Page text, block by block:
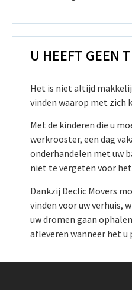
U HEEFT GEEN
Het is niet altijd
vinden waarop met zich
Met de kinderen die u
werkrooster, een dag
onderhandelen met uw
niet te vergeten voor
Dankzij Declic Movers
vinden voor uw verhuis,
uw dromen gaan
afleveren wanneer het u